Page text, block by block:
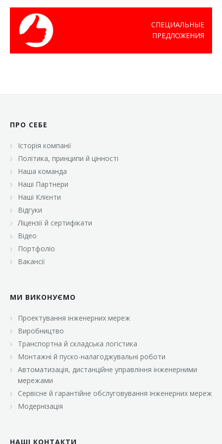
СПЕЦИАЛЬНЫЕ
ПРЕДЛОЖЕНИЯ
ПРО СЕБЕ
Історія компанії
Політика, принципи й цінності
Наша команда
Наші Партнери
Наші Клієнти
Відгуки
Ліцензії й сертифікати
Відео
Портфоліо
Вакансії
МИ ВИКОНУЄМО
Проектування інженерних мереж
Виробництво
Транспортна й складська логістика
Монтажні й пуско-налагоджувальні роботи
Автоматизація, дистанційне управління інженерними
мережами
Сервісне й гарантійне обслуговування інженерних мереж
Модернізація
НАШІ КОНТАКТИ